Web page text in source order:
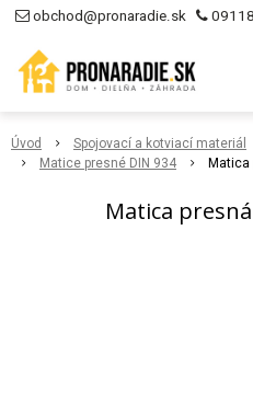
obchod@pronaradie.sk
Úvod Spojovací a kotviací materiál
Matice presné DIN 934
Matica
Matica